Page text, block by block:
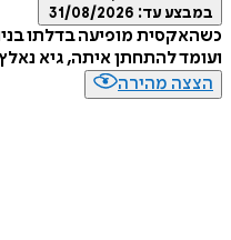
במבצע עד: 31/08/2026
כשהאקסית מופיעה בדלתו
ועומד להתחתן איתה, גיא
הצצה מהירה